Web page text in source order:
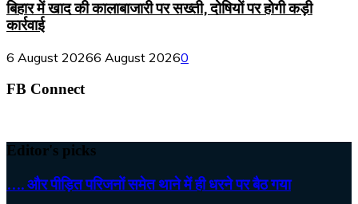
बिहार में खाद की कालाबाजारी पर सख्ती, दोषियों पर होगी कड़ी
कार्रवाई
6 August 20266 August 20260
FB Connect
Editor's picks
…. और पीड़ित परिजनों समेत थाने में ही धरने पर बैठ गया